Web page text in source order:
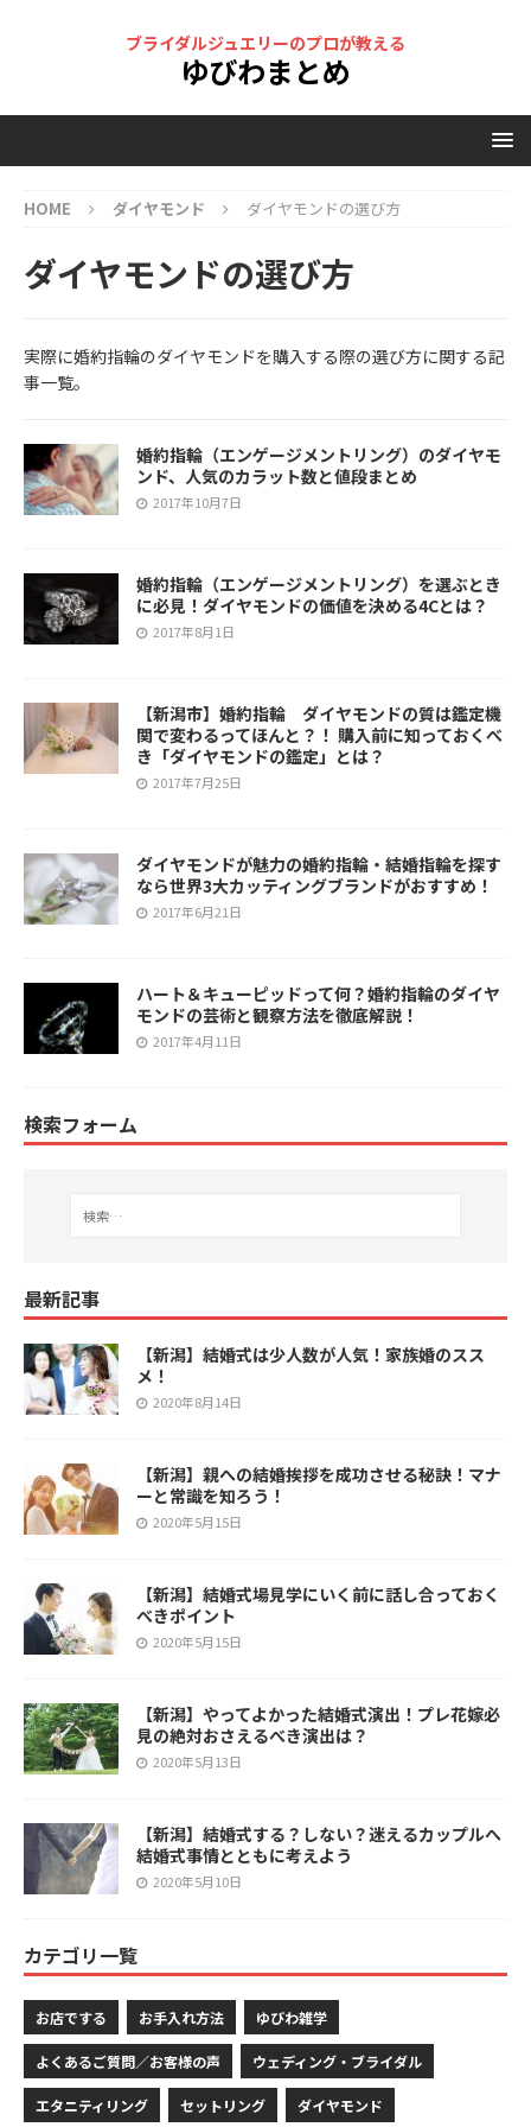
ブライダルジュエリーのプロが教える
ゆびわまとめ
HOME ダイヤモンド ダイヤモンドの選び方
ダイヤモンドの選び方
実際に婚約指輪のダイヤモンドを購入する際の選び方に関する記
事一覧。
婚約指輪（エンゲージメントリング）のダイヤモ
ンド、人気のカラット数と値段まとめ
2017年10月7日
婚約指輪（エンゲージメントリング）を選ぶとき
に必見！ダイヤモンドの価値を決める4Cとは？
2017年8月1日
【新潟市】婚約指輪 ダイヤモンドの質は鑑定機
関で変わるってほんと？！ 購入前に知っておくべ
き「ダイヤモンドの鑑定」とは？
2017年7月25日
ダイヤモンドが魅力の婚約指輪・結婚指輪を探す
なら世界3大カッティングブランドがおすすめ！
2017年6月21日
ハート＆キューピッドって何？婚約指輪のダイヤ
モンドの芸術と観察方法を徹底解説！
2017年4月11日
検索フォーム
最新記事
【新潟】結婚式は少人数が人気！家族婚のスス
メ！
2020年8月14日
【新潟】親への結婚挨拶を成功させる秘訣！マナ
ーと常識を知ろう！
2020年5月15日
【新潟】結婚式場見学にいく前に話し合っておく
べきポイント
2020年5月15日
【新潟】やってよかった結婚式演出！プレ花嫁必
見の絶対おさえるべき演出は？
2020年5月13日
【新潟】結婚式する？しない？迷えるカップルへ
結婚式事情とともに考えよう
2020年5月10日
カテゴリ一覧
お店でする お手入れ方法 ゆびわ雑学
よくあるご質問／お客様の声 ウェディング・ブライダル
エタニティリング セットリング ダイヤモンド